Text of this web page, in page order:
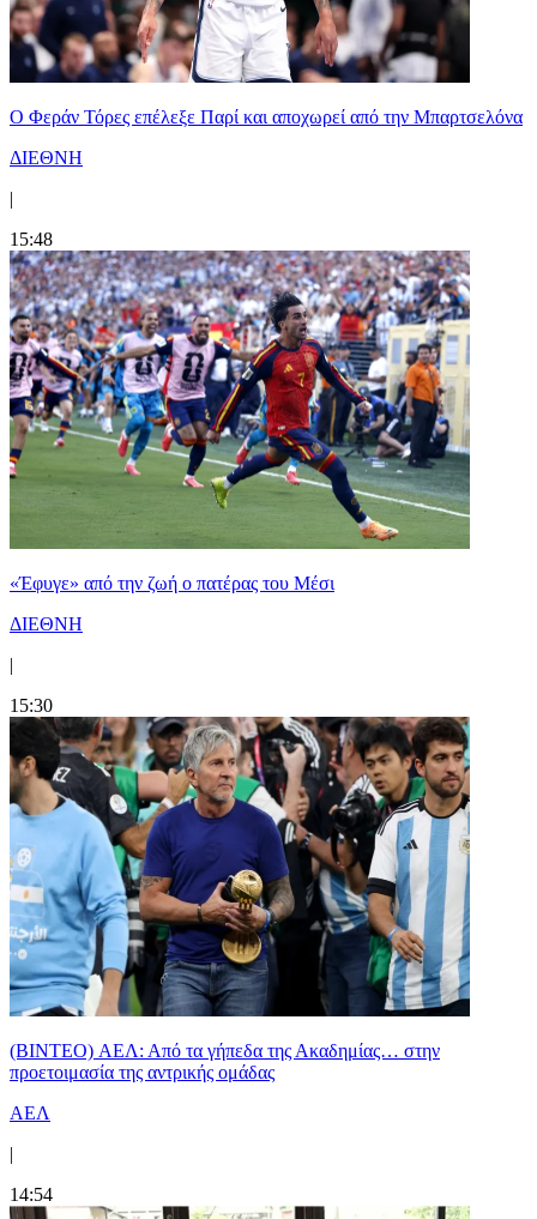
Ο Φεράν Τόρες επέλεξε Παρί και αποχωρεί από την Μπαρτσελόνα
ΔΙΕΘΝΗ
|
15:48
«Έφυγε» από την ζωή ο πατέρας του Μέσι
ΔΙΕΘΝΗ
|
15:30
(BINTEO) ΑΕΛ: Από τα γήπεδα της Ακαδημίας… στην
προετοιμασία της αντρικής ομάδας
ΑΕΛ
|
14:54